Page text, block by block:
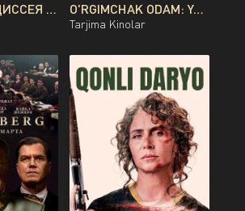
ODISSEYA / ОДИССЕЯ PREMYERA KRISTOFER NOLAN FILMI UZBEK TILIDA O'ZBEKCHA 2026 TARJIMA KINO FULL HD TAS-IX SKACHAT O'RGIMCHAK ODAM: YANGI KUN PREMYERA UZBEK TILIDA O'ZBEKCHA 2026 TARJIMA KINO FULL HD TAS-IX SKACHAT
Tarjima Kinolar